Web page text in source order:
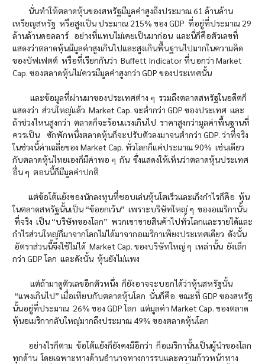
นั่นทำให้ตลาดหุ้นของสหรัฐมีมูลค่าสูงถีงประมาณ 61 ล้านล้าน
เหรียญสหรัฐ หรือสูงเป็น ประมาณ 215% ของ GDP ที่อยู่ที่ประมาณ 29
ล้านล้านดอลลาร์ อย่างที่แทบไม่เคยเป็นมาก่อน และนี่ก็คือตัวเลขที่
แสดงว่าตลาดหุ้นมีมูลค่าสูงเกินไปและสูงเกินพื้นฐานไปมากในความคิด
ของบัฟเฟตต์ หรือที่เรียกกันว่า Buffett Indicator ที่บอกว่า Market
Cap. ของตลาดหุ้นไม่ควรมีมูลค่าสูงกว่า GDP ของประเทศนั้น
และข้อมูลที่ผ่านมาของประเทศต่าง ๆ รวมถึงตลาดสหรัฐในอดีตก็
แสดงว่า ส่วนใหญ่แล้ว Market Cap. จะต่ำกว่า GDP ของประเทศ และ
ถ้าช่วงไหนสูงกว่า ตลาดก็จะร้อนแรงเกินไป ราคาสูงกว่ามูลค่าพื้นฐานที่
ควรเป็น ซักพักหนึ่งตลาดหุ้นก็จะปรับตัวลงมาจนต่ำกว่า GDP. ว่าที่จริง
ในช่วงนี้ค่าเฉลี่ยของ Market Cap. ทั่วโลกก็แค่ประมาณ 90% เช่นเดียว
กับตลาดหุ้นไทยเองก็มีค่าพอ ๆ กัน ซึ่งแสดงให้เห็นว่าตลาดหุ้นประเทศ
อื่น ๆ ตอนนี้ก็มีมูลค่าปกติ
แต่ข้อโต้แย้งของนักลงทุนที่ชอบเล่นหุ้นโตเร็วและเก็งกำไรก็คือ หุ้น
ในตลาดสหรัฐนั้นเป็น “ข้อยกเว้น” เพราะบริษัทใหญ่ ๆ ของอเมริกานั้น
ที่จริง เป็น “บริษัทของโลก” พวกเขาขายสินค้าไปทั่วโลกและรายได้และ
กำไรส่วนใหญ่ก็มาจากโลกไม่ได้มาจากอเมริกาเพียงประเทศเดียว ดังนั้น
อัตราส่วนนี้จึงใช้ไม่ได้ Market Cap. ของบริษัทใหญ่ ๆ เหล่านั้น ยังเล็ก
กว่า GDP โลก และดังนั้น หุ้นยังไม่แพง
แต่ถ้ามาดูตัวเลขอีกตัวหนึ่ง ก็ยังอาจจะบอกได้ว่าหุ้นสหรัฐนั้น
“แพงเกินไป” เมื่อเทียบกับตลาดหุ้นโลก นั่นก็คือ ขณะที่ GDP ของสหรัฐ
นั้นอยู่ที่ประมาณ 26% ของ GDP โลก แต่มูลค่า Market Cap. ของตลาด
หุ้นอเมริกากลับใหญ่มากถึงประมาณ 49% ของตลาดหุ้นโลก
อย่างไรก็ตาม ข้อโต้แย้งก็ยังคงมีอีกว่า ก็อเมริกานั้นเป็นผู้นำของโลก
ทุกด้าน โดยเฉพาะทางด้านอำนาจทางการรบและความก้าวหน้าทาง